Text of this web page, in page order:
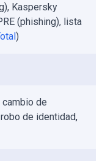
Kaspersky
(phishing), lista
)
cambio de
de identidad,